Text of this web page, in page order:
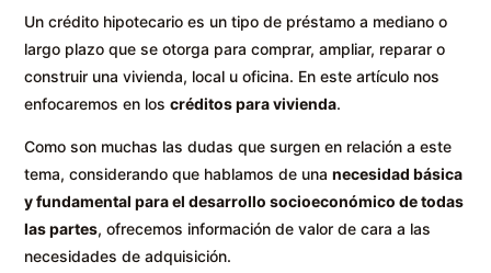
Un crédito hipotecario es un tipo de préstamo a mediano o
largo plazo que se otorga para comprar, ampliar, reparar o
construir una vivienda, local u oficina. En este artículo nos
enfocaremos en loscréditos para vivienda.
Como son muchas las dudas que surgen en relación a este
tema, considerando que hablamos de unanecesidad básica
y fundamental para el desarrollo socioeconómico de todas
las partes, ofrecemos información de valor de cara a las
necesidades de adquisición.